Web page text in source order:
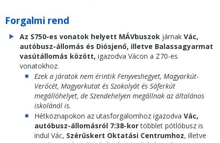
Forgalmi rend
Az S750-es vonatok helyett MÁVbuszok járnak Vác,
autóbusz-állomás és Diósjenő, illetve Balassagyarmat
vasútállomás között, igazodva Vácon a Z70-es
vonatokhoz.
Ezek a járatok nem érintik Fenyveshegyet, Magyarkút-
Verőcét, Magyarkutat és Szokolyát és Sáferkút
megállóhelyet, de Szendehelyen megállnak az általános
iskolánál is.
Hétköznapokon az utasforgalomhoz igazodva Vác,
autóbusz-állomásról 7:38-kortöbblet pótlóbusz is
indul Vác, Szérűskert Oktatási Centrumhoz, illetve